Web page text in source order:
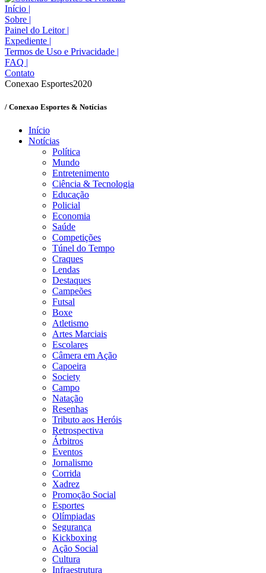
Início |
Sobre |
Painel do Leitor |
Expediente |
Termos de Uso e Privacidade |
FAQ |
Contato
Conexao Esportes2020
/ Conexao Esportes & Notícias
Início
Notícias
Política
Mundo
Entretenimento
Ciência & Tecnologia
Educação
Policial
Economia
Saúde
Competições
Túnel do Tempo
Craques
Lendas
Destaques
Campeões
Futsal
Boxe
Atletismo
Artes Marciais
Escolares
Câmera em Ação
Capoeira
Society
Campo
Natação
Resenhas
Tributo aos Heróis
Retrospectiva
Árbitros
Eventos
Jornalismo
Corrida
Xadrez
Promoção Social
Esportes
Olímpiadas
Segurança
Kickboxing
Ação Social
Cultura
Infraestrutura